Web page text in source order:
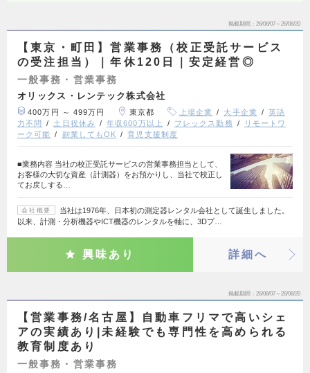
掲載期間 26/08/07～26/08/20
【東京・町田】営業事務（校正受託サービス
の受注担当）｜年休120日｜安定経営◎
一般事務・営業事務
オリックス・レンテック株式会社
400万円 ～ 499万円 東京都 上場企業 大手企業
英語
力不問
土日祝休み 年収600万以上 フレックス勤務
リモートワ
ーク可能
副業してもOK 育児支援制度
■業務内容 当社の校正受託サービスの営業事務担当として、
お客様の大切な資産（計測器）をお預かりし、当社で校正し
てお戻しする…
会社概要
当社は1976年、日本初の測定器レンタル会社として誕生しました。
以来、計測・分析機器やICT機器のレンタルを軸に、3Dプ…
興味あり 詳細へ
掲載期間 26/08/07～26/08/20
【営業事務/名古屋】自動車フリマで高いシェ
アの実績あり|未経験でも専門性を高められる
教育制度あり
一般事務・営業事務